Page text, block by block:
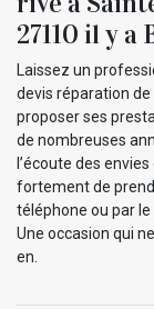
27110 il y
Laissez un
devis réparation de
proposer ses
de nombreuses
l’écoute des
fortement de
téléphone ou par
Une occasion qui
en.